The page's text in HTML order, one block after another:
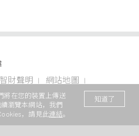
源
業
者專
欄
公司治
理
華新
人
華新生
活
華新
麗華
紹
永續
企業永
財聲明
網站地圖
新麗華股份有限公司 著作權所有
及Chrome瀏覽
知道了
將在您的裝置上傳送
瀏覽本網站，我們
，請見此連結。